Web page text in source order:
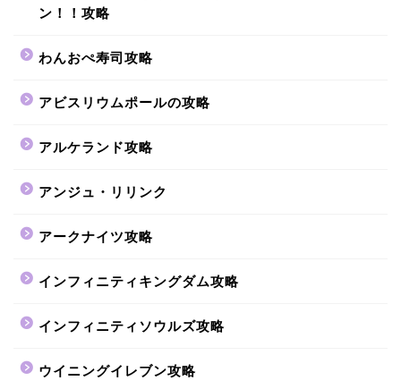
ン！！攻略
わんおぺ寿司攻略
アビスリウムポールの攻略
アルケランド攻略
アンジュ・リリンク
アークナイツ攻略
インフィニティキングダム攻略
インフィニティソウルズ攻略
ウイニングイレブン攻略